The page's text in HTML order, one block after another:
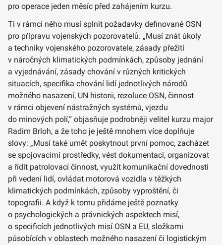
pro operace jeden měsíc před zahájením kurzu.
Ti v rámci něho musí splnit požadavky definované OSN
pro přípravu vojenských pozorovatelů. „Musí znát úkoly
a techniky vojenského pozorovatele, zásady přežití
v náročných klimatických podmínkách, způsoby jednání
a vyjednávání, zásady chování v různých kritických
situacích, specifika chování lidí jednotlivých národů
možného nasazení, UN historii, rezoluce OSN, činnost
v rámci objevení nástražných systémů, vjezdu
do minových polí,“ objasňuje podrobněji velitel kurzu major
Radim Brloh, a že toho je ještě mnohem více doplňuje
slovy: „Musí také umět poskytnout první pomoc, zacházet
se spojovacími prostředky, vést dokumentaci, organizovat
a řídit patrolovací činnost, využít komunikační dovednosti
při vedení lidí, ovládat motorová vozidla v těžkých
klimatických podmínkách, způsoby vyproštění, či
topografii. A když k tomu přidáme ještě poznatky
o psychologických a právnických aspektech misí,
o specificích jednotlivých misí OSN a EU, složkami
působících v oblastech možného nasazení či logistickým